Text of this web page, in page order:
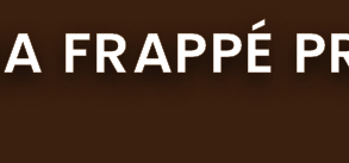
FRAPPÉ